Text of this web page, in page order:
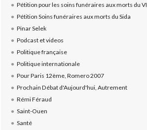
Pétition pour les soins funéraires aux morts du VI
Pétition Soins funéraires aux morts du Sida
Pinar Selek
Podcast et videos
Politique française
Politique internationale
Pour Paris 12ème, Romero 2007
Prochain Débat d'Aujourd'hui, Autrement
Rémi Féraud
Saint-Ouen
Santé